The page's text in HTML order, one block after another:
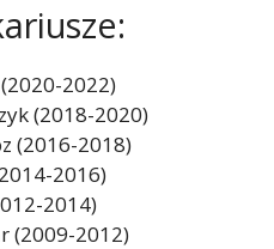
2022)
(2018-2020)
(2016-2018)
2016)
2014)
(2009-2012)